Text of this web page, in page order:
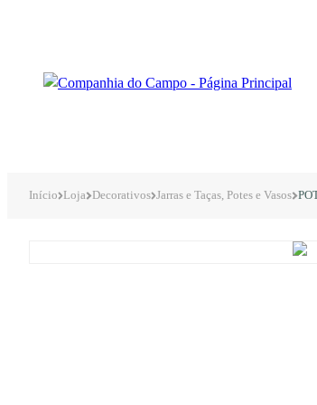
Início Loja Decorativos Jarras e Taças, Potes e Vasos